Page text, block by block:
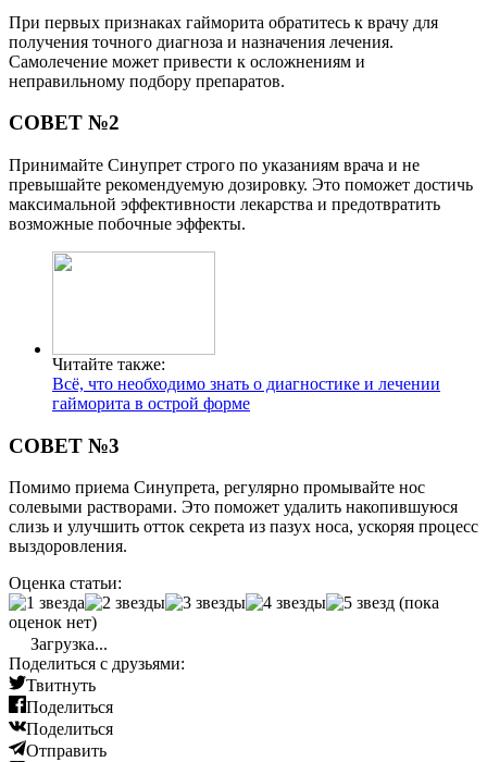
При первых признаках гайморита обратитесь к врачу для
получения точного диагноза и назначения лечения.
Самолечение может привести к осложнениям и
неправильному подбору препаратов.
СОВЕТ №2
Принимайте Синупрет строго по указаниям врача и не
превышайте рекомендуемую дозировку. Это поможет достичь
максимальной эффективности лекарства и предотвратить
возможные побочные эффекты.
Читайте также:
Всё, что необходимо знать о диагностике и лечении
гайморита в острой форме
СОВЕТ №3
Помимо приема Синупрета, регулярно промывайте нос
солевыми растворами. Это поможет удалить накопившуюся
слизь и улучшить отток секрета из пазух носа, ускоряя процесс
выздоровления.
Оценка статьи:
(пока
оценок нет)
Загрузка...
Поделиться с друзьями:
Твитнуть
Поделиться
Поделиться
Отправить